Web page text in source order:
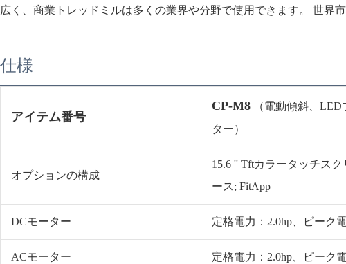
広く、商業トレッドミルは多くの業界や分野で使用できます。 世界
仕様
アイテム番号
CP-M8
（電動傾斜、
ター）
オプションの構成
15.6 '' Tftカラータッチス
ース; FitApp
DCモーター 定格電力：2.0hp、ピーク
ACモーター 定格電力：2.0hp、ピーク